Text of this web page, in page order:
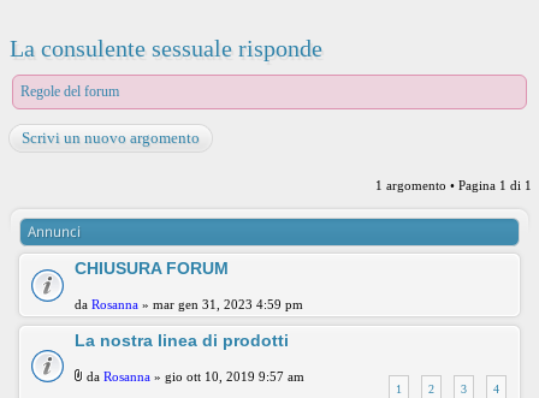
La consulente sessuale risponde
Regole del forum
Scrivi un nuovo argomento
1 argomento • Pagina 1 di 1
Annunci
CHIUSURA FORUM
da Rosanna » mar gen 31, 2023 4:59 pm
La nostra linea di prodotti
1 2 3 4
da Rosanna » gio ott 10, 2019 9:57 am